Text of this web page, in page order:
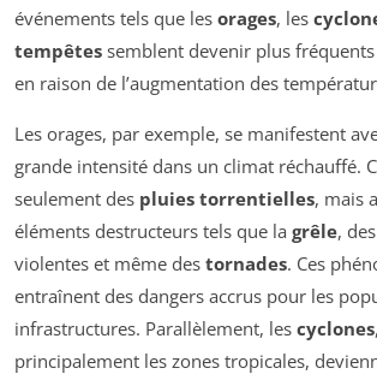
événements tels que les orages, les
tempêtes semblent devenir plus
en raison de l’augmentation des
Les orages, par exemple, se manifestent
grande intensité dans un climat réchauffé.
seulement des pluies torrentielles, mais
éléments destructeurs tels que la grêle, des
violentes et même des tornades. Ces
entraînent des dangers accrus pour les
infrastructures. Parallèlement, les cyclones
principalement les zones tropicales,